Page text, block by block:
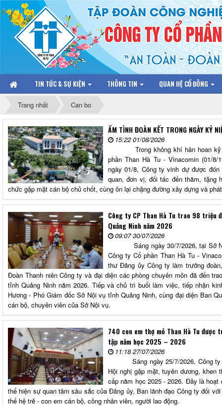
TIN TỨC & SỰ KIỆN THÔNG TIN QUAN HỆ CỔ ĐÔNG
Trang nhất Can bo
ẤM TÌNH ĐOÀN KẾT TRONG NGÀY KỶ
15:22 01/08/2026
Trong không khí hân hoan kỷ
phần Than Hà Tu - Vinacomin (01/
ngày 01/8, Công ty vinh dự được
quan, đơn vị, đối tác đến thăm, tặng
chức gặp mặt cán bộ chủ chốt, cùng ôn lại chặng đường xây dựng và
Công ty CP Than Hà Tu trao 98 triệu
Quảng Ninh năm 2026
09:07 30/07/2026
Sáng ngày 30/7/2026, tại Sở Nội
Công ty Cổ phần Than Hà Tu -
thư Đảng ủy Công ty làm trưởng
Đoàn Thanh niên Công ty và đại diện các phòng chuyên môn đã đến
tỉnh Quảng Ninh năm 2026. Tiếp và chủ trì buổi làm việc, tiếp nhận
Hương - Phó Giám đốc Sở Nội vụ tỉnh Quảng Ninh, cùng đại diện Ban
cán bộ, chuyên viên của Sở Nội vụ.
740 con em thợ mỏ Than Hà Tu
tập năm học 2025 – 2026
11:18 27/07/2026
Sáng ngày 25/7/2026, Công ty
Hội nghị gặp mặt, tuyên dương,
cấp năm học 2025 - 2026. Đây là
thể hiện sự quan tâm sâu sắc của Đảng ủy, Ban lãnh đạo Công ty đối
thế hệ trẻ - con em cán bộ, công nhân viên, người lao động.